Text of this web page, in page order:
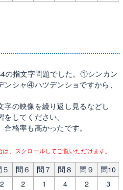
の指文字問題でした。①シンカン
シャ④ハツデンショですから、
の映像を繰り返し見るなどし
してください。
格率も高かったです。
、スクロールしてご覧いただけます。
問６ 問７ 問８ 問９
問10
2 2 1 4 2
3